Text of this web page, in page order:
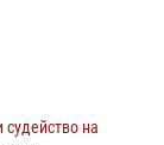
полевые
на